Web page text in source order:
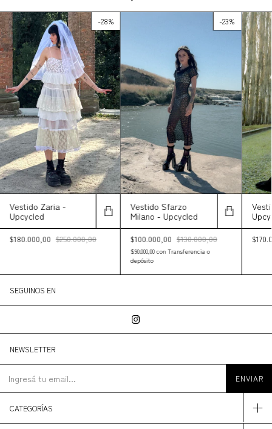
-28%
Vestido Zaria -
Upcycled
$180.000,00 $250.000,00
-23%
Vestido Sfarzo
Milano - Upcycled
$100.000,00 $130.000,00
$90.000,00con Transferencia o
depósito
SEGUINOS EN
NEWSLETTER
CATEGORÍAS